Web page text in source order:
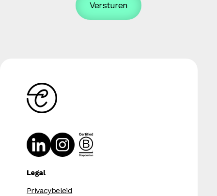
Legal
Privacybeleid